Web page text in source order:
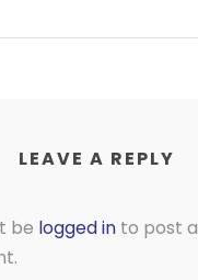
LEAVE A REPLY
be logged in to post a